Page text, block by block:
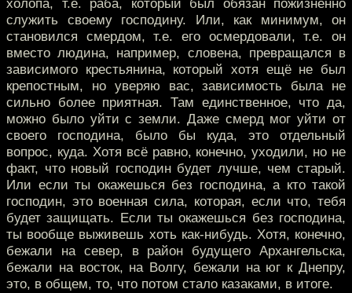
холопа, т.е. раба, который был обязан пожизненно
служить своему господину. Или, как минимум, он
становился смердом, т.е. его осмердовали, т.е. он
вместо людина, например, словена, превращался в
зависимого крестьянина, который хотя ещё не был
крепостным, но уверяю вас, зависимость была не
сильно более приятная. Там единственное, что да,
можно было уйти с земли. Даже смерд мог уйти от
своего господина, было бы куда, это отдельный
вопрос, куда. Хотя всё равно, конечно, уходили, но не
факт, что новый господин будет лучше, чем старый.
Или если ты окажешься без господина, а кто такой
господин, это военная сила, которая, если что, тебя
будет защищать. Если ты окажешься без господина,
ты вообще выживешь хоть как-нибудь. Хотя, конечно,
бежали на север, в район будущего Архангельска,
бежали на восток, на Волгу, бежали на юг к Днепру,
это, в общем, то, что потом стало казаками, в итоге.